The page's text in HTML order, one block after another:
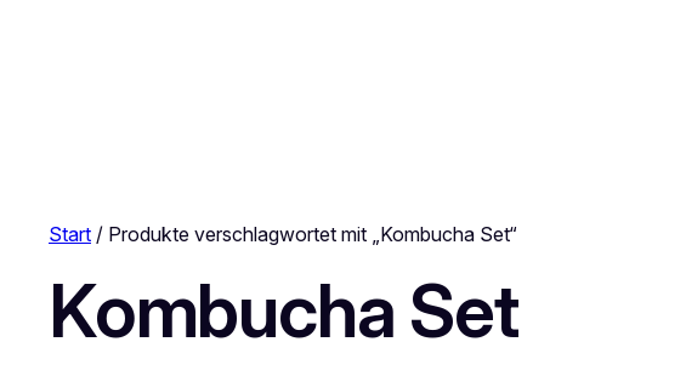
Start / Produkte verschlagwortet mit „Kombucha Set“
Kombucha Set